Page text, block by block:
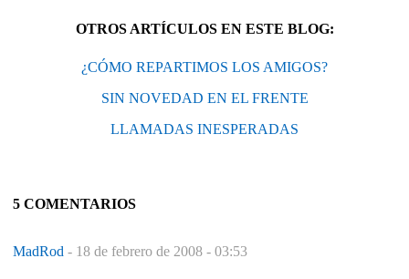
OTROS ARTÍCULOS EN ESTE BLOG:
¿CÓMO REPARTIMOS LOS AMIGOS?
SIN NOVEDAD EN EL FRENTE
LLAMADAS INESPERADAS
5 COMENTARIOS
MadRod - 18 de febrero de 2008 - 03:53